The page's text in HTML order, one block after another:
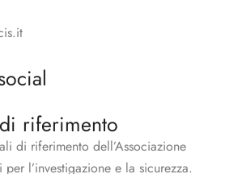
riferimento
di riferimento dell’Associazione
l’investigazione e la sicurezza.